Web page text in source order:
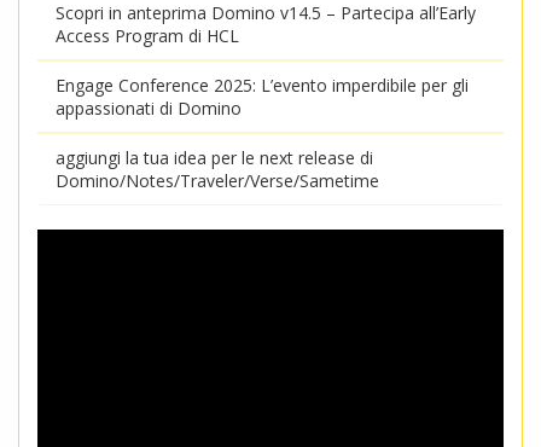
Scopri in anteprima Domino v14.5 – Partecipa all’Early
Access Program di HCL
Engage Conference 2025: L’evento imperdibile per gli
appassionati di Domino
aggiungi la tua idea per le next release di
Domino/Notes/Traveler/Verse/Sametime